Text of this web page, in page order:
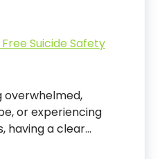
Suicide Safety
overwhelmed,
or experiencing
having a clear…